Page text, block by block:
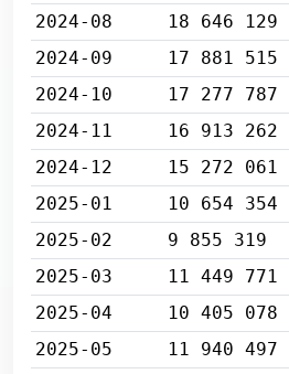
2024-08 18 646 129
2024-09
17 881 515
2024-10
17 277 787
2024-11
16 913 262
2024-12
15 272 061
2025-01
10 654 354
2025-02
9 855 319
2025-03
11 449 771
2025-04
10 405 078
2025-05
11 940 497